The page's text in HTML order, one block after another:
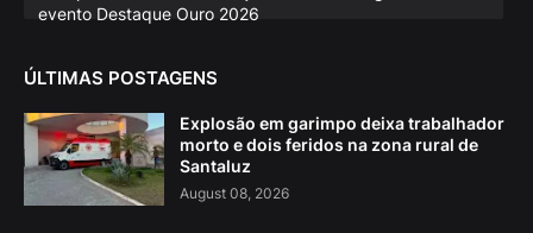
evento Destaque Ouro 2026
ÚLTIMAS POSTAGENS
Explosão em garimpo deixa trabalhador
morto e dois feridos na zona rural de
Santaluz
August 08, 2026